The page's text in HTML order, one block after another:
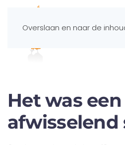
Overslaan en naar de
Het was
afwisselend